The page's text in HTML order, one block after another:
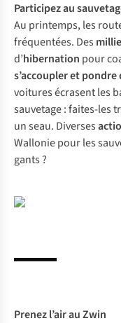
Participez au
Au printemps, les
fréquentées. Des
d’hibernation pour
s’accoupler et
voitures écrasent les
sauvetage : faites-les
un seau. Diverses
Walloniepour les
gants ?
Prenez l’air auZwin